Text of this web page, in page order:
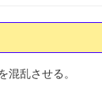
乱させる。